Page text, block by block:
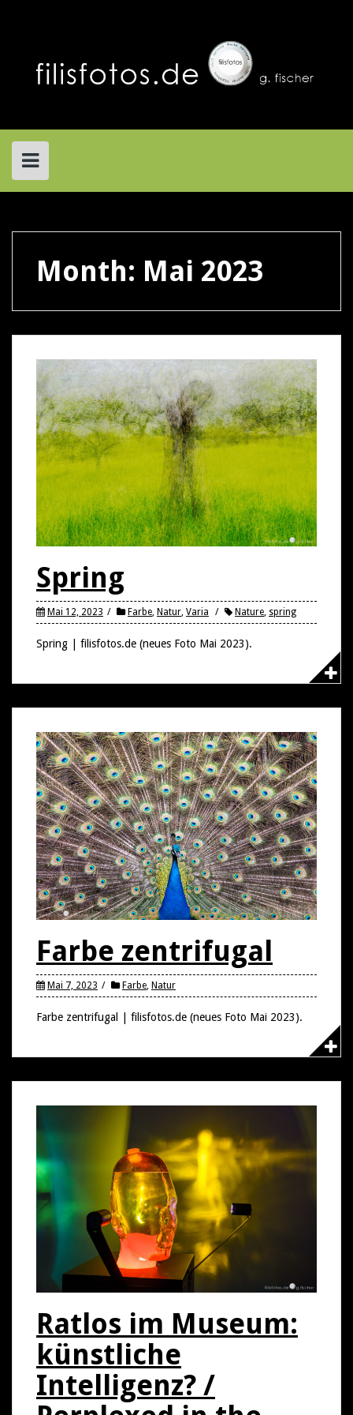
Month: Mai 2023
Spring
Mai 12, 2023 Farbe, Natur, Varia Nature, spring
Spring | filisfotos.de (neues Foto Mai 2023).
Farbe zentrifugal
Mai 7, 2023 Farbe Natur
Farbe zentrifugal | filisfotos.de (neues Foto Mai 2023).
Ratlos im Museum:
künstliche
Intelligenz? /